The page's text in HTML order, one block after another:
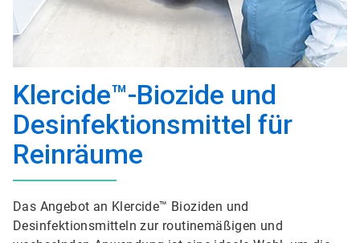
Klercide™-Biozide und
Desinfektionsmittel für
Reinräume
Das Angebot an Klercide™ Bioziden und
Desinfektionsmitteln zur routinemäßigen und